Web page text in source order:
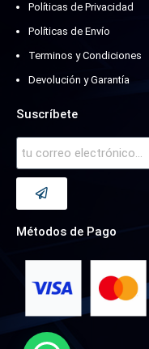
Políticas de Privacidad
Políticas de Envío
Terminos y Condiciones
Devolución y Garantía
Suscríbete
Métodos de Pago